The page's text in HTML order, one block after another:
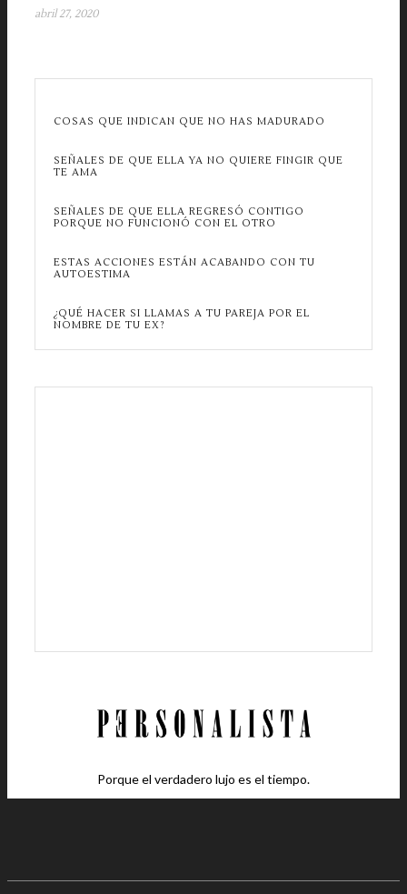
abril 27, 2020
COSAS QUE INDICAN QUE NO HAS MADURADO
SEÑALES DE QUE ELLA YA NO QUIERE FINGIR QUE
TE AMA
SEÑALES DE QUE ELLA REGRESÓ CONTIGO
PORQUE NO FUNCIONÓ CON EL OTRO
ESTAS ACCIONES ESTÁN ACABANDO CON TU
AUTOESTIMA
¿QUÉ HACER SI LLAMAS A TU PAREJA POR EL
NOMBRE DE TU EX?
Porque el verdadero lujo es el tiempo.